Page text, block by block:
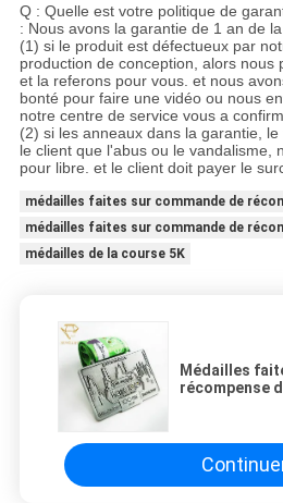
Q : Quelle est votre politique de
: Nous avons la garantie de 1 an de
(1) si le produit est défectueux par
production de conception, alors nous
et la referons pour vous. et nous
bonté pour faire une vidéo ou nous
notre centre de service vous a
(2) si les anneaux dans la garantie,
le client que l'abus ou le vandalisme,
pour libre. et le client doit payer le
médailles faites sur commande de
médailles faites sur commande de
médailles de la course 5K
Médailles
récompense